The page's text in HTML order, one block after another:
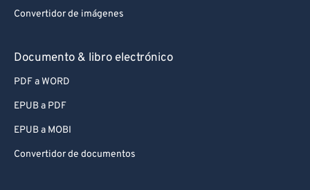
Convertidor de imágenes
Documento & libro electrónico
PDF a WORD
EPUB a PDF
EPUB a MOBI
Convertidor de documentos